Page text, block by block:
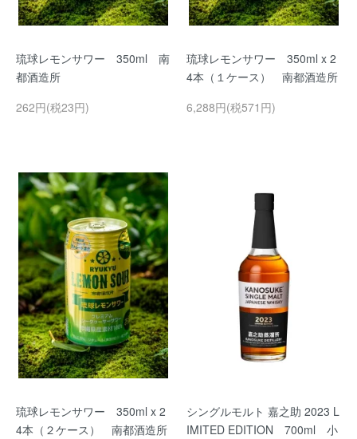
琉球レモンサワー 350ml 南
都酒造所
262円(税23円)
琉球レモンサワー 350ml x 2
4本（１ケース） 南都酒造所
6,288円(税571円)
琉球レモンサワー 350ml x 2
4本（２ケース） 南都酒造所
シングルモルト 嘉之助 2023 L
IMITED EDITION 700ml 小